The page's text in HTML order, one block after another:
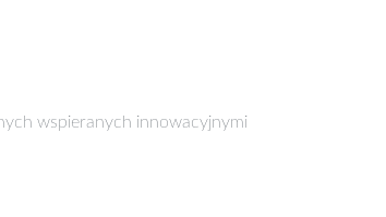
wspieranych innowacyjnymi